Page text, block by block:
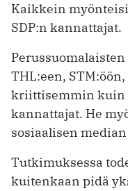
Kaikkein
SDP:n kannattajat.
THL:een,
kriittisemmin kuin
kannattajat. He
sosiaalisen
Tutkimuksessa
kuitenkaan pidä